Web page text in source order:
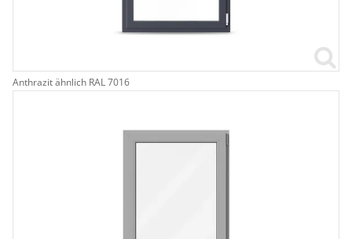
Anthrazit ähnlich RAL 7016